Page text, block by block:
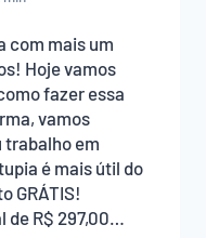
com mais um
Hoje vamos
fazer essa
vamos
trabalho em
é mais útil do
GRÁTIS!
de R$ 297,00…